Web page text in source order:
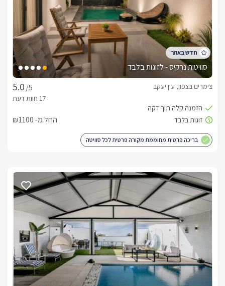
סוויטות נרקיס - לזוגות בלבד
/5
צימרים בצפון, עין יעקב
החל מ- ₪1100
בריכה פרטית מחוממת מקורה פרטית לכל סוויטה